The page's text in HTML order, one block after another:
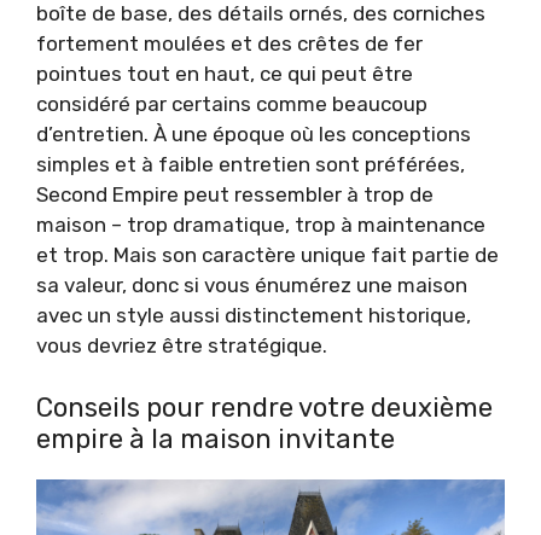
boîte de base, des détails ornés, des corniches
fortement moulées et des crêtes de fer
pointues tout en haut, ce qui peut être
considéré par certains comme beaucoup
d’entretien. À une époque où les conceptions
simples et à faible entretien sont préférées,
Second Empire peut ressembler à trop de
maison – trop dramatique, trop à maintenance
et trop. Mais son caractère unique fait partie de
sa valeur, donc si vous énumérez une maison
avec un style aussi distinctement historique,
vous devriez être stratégique.
Conseils pour rendre votre deuxième
empire à la maison invitante